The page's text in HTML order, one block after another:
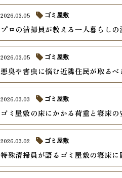
プロの清掃員が教える一人暮らし
2026.03.05 ゴミ屋敷
悪臭や害虫に悩む近隣住民が取る
2026.03.05 ゴミ屋敷
ゴミ屋敷の床にかかる荷重と寝床の
2026.03.03 ゴミ屋敷
特殊清掃員が語るゴミ屋敷の寝床
2026.03.02 ゴミ屋敷